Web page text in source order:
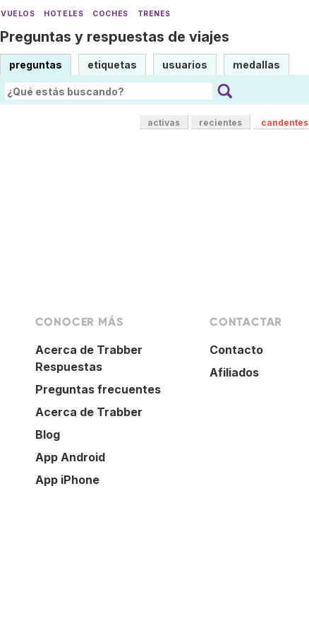
VUELOS HOTELES COCHES TRENES
Preguntas y respuestas de viajes
preguntas etiquetas usuarios medallas
activas recientes candentes
CONOCER MÁS
Acerca de Trabber
Respuestas
Preguntas frecuentes
Acerca de Trabber
Blog
App Android
App iPhone
CONTACTAR
Contacto
Afiliados